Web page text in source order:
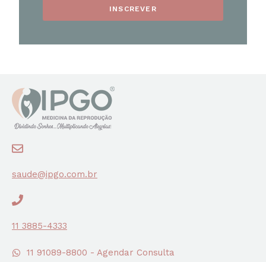
INSCREVER
saude@ipgo.com.br
11 3885-4333
11 91089-8800 - Agendar Consulta